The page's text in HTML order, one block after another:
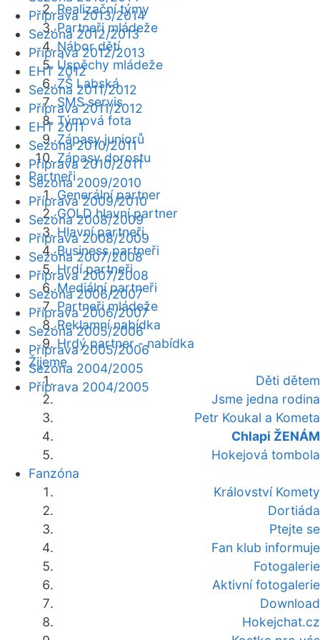
Realizační týmy
Partneři mládeže
Nábor dětí
Úspěchy mládeže
ZŠ Labská
SMS servis
Týmová fota
Zápasy juniorů
Zápasy dorostu
Partneři
Generální partner
GOLD hlavní partner
Hlavní partneři
Business partneři
Hrdí partneři
Mediální partneři
Partneři mládeže
Reklamní nabídka
Hrdý partner - nabídka
Žijeme
Děti dětem
Jsme jedna rodina
Petr Koukal a Kometa
Chlapi ŽENÁM
Hokejová tombola
Fanzóna
Království Komety
Dortiáda
Ptejte se
Fan klub informuje
Fotogalerie
Aktivní fotogalerie
Download
Hokejchat.cz
Příprava 2013/2014
Sezóna 2012/2013
Příprava 2012/2013
EHT 2012
Sezóna 2011/2012
Příprava 2011/2012
EHT 2011
Sezóna 2010/2011
Příprava 2010/2011
Sezóna 2009/2010
Příprava 2009/2010
Sezóna 2008/2009
Příprava 2008/2009
Sezóna 2007/2008
Příprava 2007/2008
Sezóna 2006/2007
Příprava 2006/2007
Sezóna 2005/2006
Příprava 2005/2006
Sezóna 2004/2005
Příprava 2004/2005